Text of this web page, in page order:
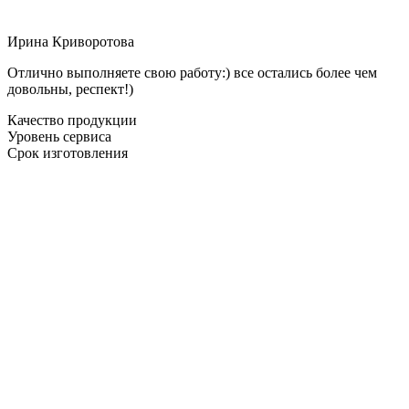
Ирина Криворотова
Отлично выполняете свою работу:) все остались более чем
довольны, респект!)
Качество продукции
Уровень сервиса
Срок изготовления